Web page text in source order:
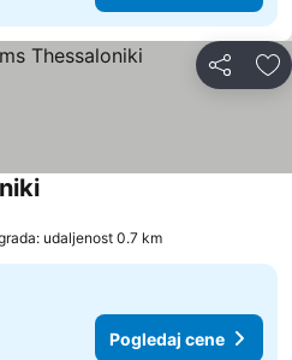
Deli
udaljenost 0.7 km
Pogledaj cene